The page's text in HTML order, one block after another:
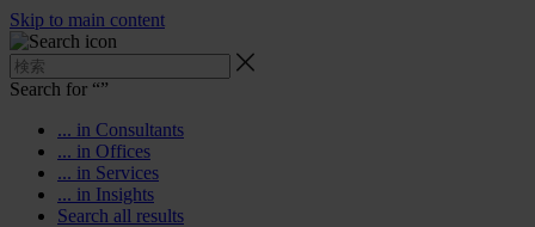
Skip to main content
Search for “”
... in Consultants
... in Offices
... in Services
... in Insights
Search all results